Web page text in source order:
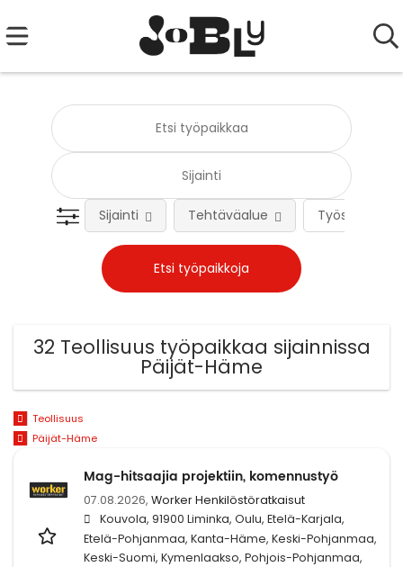
Työsuhteen
Sijainti Tehtäväalue
32 Teollisuus työpaikkaa sijainnissa
Päijät-Häme
Teollisuus
Päijät-Häme
Mag-hitsaajia projektiin, komennustyö
07.08.2026, Worker Henkilöstöratkaisut
Kouvola, 91900 Liminka, Oulu, Etelä-Karjala,
Etelä-Pohjanmaa, Kanta-Häme, Keski-Pohjanmaa,
Keski-Suomi, Kymenlaakso, Pohjois-Pohjanmaa,